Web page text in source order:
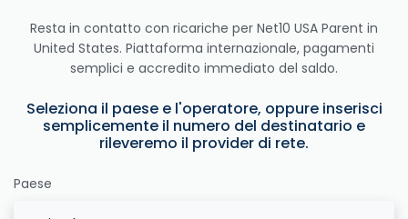
Resta in contatto con ricariche per Net10 USA Parent in
United States. Piattaforma internazionale, pagamenti
semplici e accredito immediato del saldo.
Seleziona il paese e l'operatore, oppure inserisci
semplicemente il numero del destinatario e
rileveremo il provider di rete.
Paese